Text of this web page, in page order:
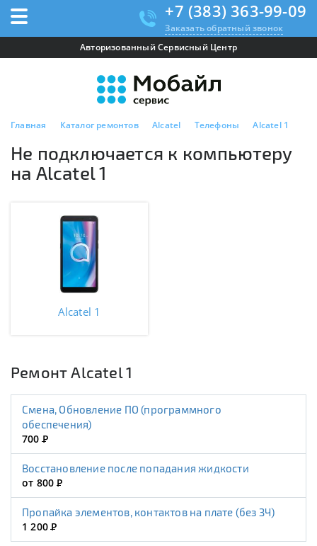
+7 (383) 363-99-09
Заказать обратный звонок
Авторизованный Сервисный Центр
Главная Каталог ремонтов Alcatel Телефоны Alcatel 1
Не подключается к компьютеру
на Alcatel 1
Alcatel 1
Ремонт Alcatel 1
Смена, Обновление ПО (программного
обеспечения)
700Р
Восстановление после попадания жидкости
от 800Р
Пропайка элементов, контактов на плате (без ЗЧ)
1 200Р